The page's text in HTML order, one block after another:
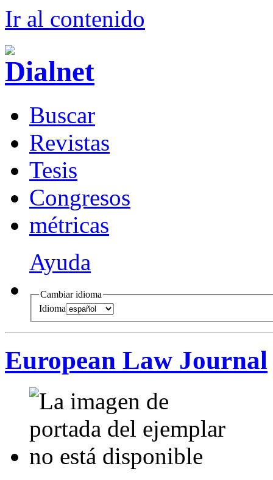
Ir al contenido
Buscar
Revistas
Tesis
Congresos
métricas
Ayuda
Cambiar idioma
Idioma
European Law Journal